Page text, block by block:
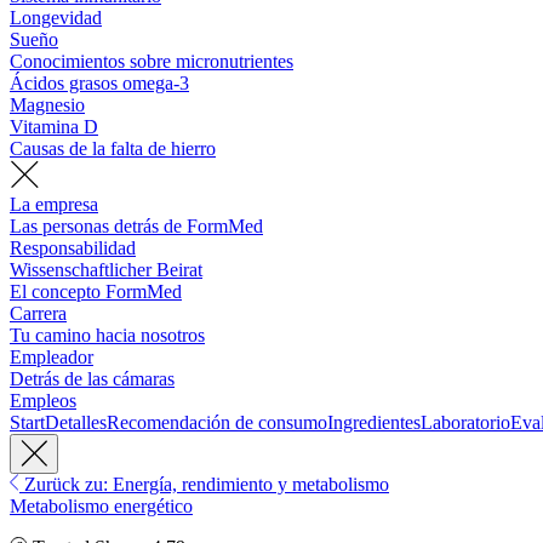
Longevidad
Sueño
Conocimientos sobre micronutrientes
Ácidos grasos omega-3
Magnesio
Vitamina D
Causas de la falta de hierro
La empresa
Las personas detrás de FormMed
Responsabilidad
Wissenschaftlicher Beirat
El concepto FormMed
Carrera
Tu camino hacia nosotros
Empleador
Detrás de las cámaras
Empleos
StartDetallesRecomendación de consumoIngredientesLaboratorio
Zurück zu: Energía, rendimiento y metabolismo
Metabolismo energético